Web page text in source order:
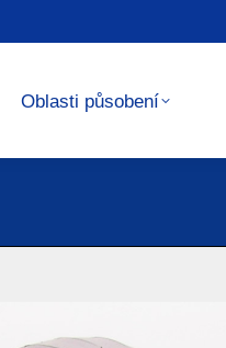
Oblasti působení